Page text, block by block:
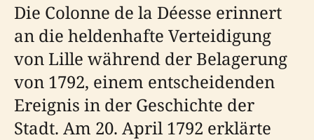
Die Colonne de la Déesse erinnert
an die heldenhafte Verteidigung
von Lille während der Belagerung
von 1792, einem entscheidenden
Ereignis in der Geschichte der
Stadt. Am 20. April 1792 erklärte